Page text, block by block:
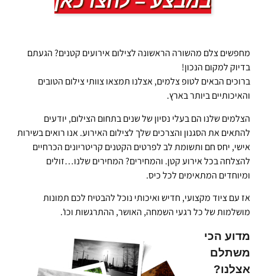
מחפשים צלם מהשורה הראשונה לצילום אירועים קטנים? הגעתם
בדיוק למקום הנכון!
ברוכים הבאים לטופ צלמים, אצלנו תמצאו צוותי צילום הטובים
והאיכותיים ביותר בארץ.
הצלמים שלנו הם בעלי נסיון של שנים בתחום הצילום, יודעים
להתאים את הסגנון והצרכים שלך לצילום האירוע. אנו רואים בשירות
אישי, יחס חם ותשומת לב לפרטים הקטנים קריטריונים הכרחיים
להצלחה בכל אירוע קטן. והמחירים? המחירים שלנו…זולים
ומיוחדים המתאימים לכל כיס.
אז עם ציוד מקצועי, חדיש ואיכותי נוכל להבטיח לכם תמונות
מושלמות של כל רגעי השמחה, האושר, ההתרגשות וכו'.
מדוע הכי
משתלם
אצלנו?